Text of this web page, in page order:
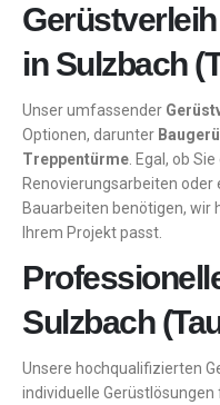
in Sulzbach
Unser umfassender
Optionen, darunter
Treppentürme . Egal, ob
Renovierungsarbeiten
Bauarbeiten benötigen, wir
Ihrem Projekt passt.
Sulzbach
Unsere hochqualifizierten
individuelle